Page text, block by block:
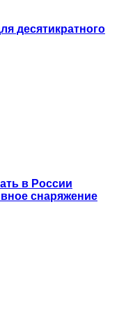
десятикратного
в России
снаряжение